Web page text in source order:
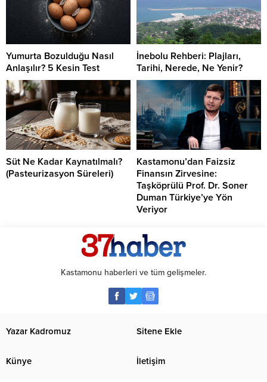
Yumurta Bozulduğu Nasıl
Anlaşılır? 5 Kesin Test
İnebolu Rehberi: Plajları,
Tarihi, Nerede, Ne Yenir?
Süt Ne Kadar Kaynatılmalı?
(Pasteurizasyon Süreleri)
Kastamonu’dan Faizsiz
Finansın Zirvesine:
Taşköprülü Prof. Dr. Soner
Duman Türkiye’ye Yön
Veriyor
Kastamonu haberleri ve tüm gelişmeler.
Yazar Kadromuz Sitene Ekle
Künye İletişim